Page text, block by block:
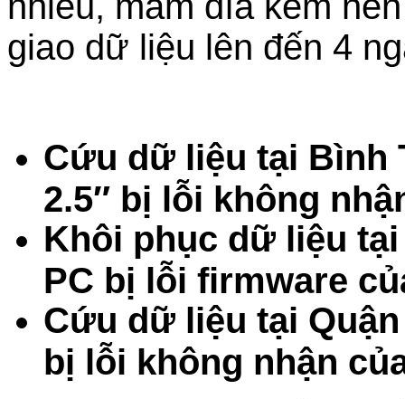
giao dữ liệu lên đến 4
Cứu dữ liệu tại Bình
2.5″ bị lỗi không
Khôi phục dữ liệu
PC bị lỗi firmware
Cứu dữ liệu tại
bị lỗi không nhận